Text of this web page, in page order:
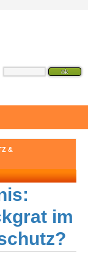
&
im